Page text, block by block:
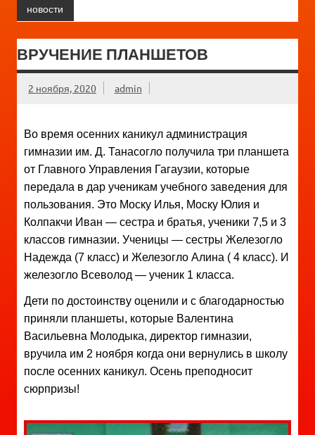
новости
ВРУЧЕНИЕ ПЛАНШЕТОВ
2 ноября, 2020 admin
Во время осенних каникул администрация
гимназии им. Д. Танасогло получила три планшета
от Главного Управления Гагаузии, которые
передала в дар ученикам учебного заведения для
пользования. Это Моску Илья, Моску Юлия и
Колпакчи Иван — сестра и братья, ученики 7,5 и 3
классов гимназии. Ученицы — сестры Железогло
Надежда (7 класс) и Железогло Алина ( 4 класс). И
железогло Всеволод — ученик 1 класса.
Дети по достоинству оценили и с благодарностью
приняли планшеты, которые Валентина
Васильевна Молодыка, директор гимназии,
вручила им 2 ноября когда они вернулись в школу
после осенних каникул. Осень преподносит
сюрпризы!